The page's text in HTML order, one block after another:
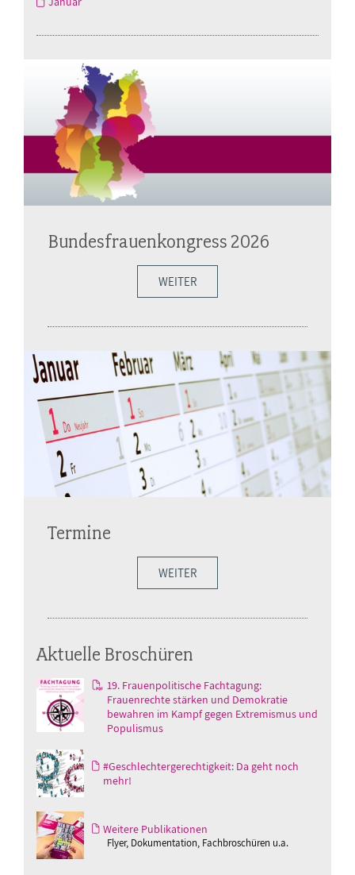
Bundesfrauenkongress 2026
WEITER
Termine
WEITER
Aktuelle Broschüren
19. Frauenpolitische Fachtagung:
Frauenrechte stärken und Demokratie
bewahren im Kampf gegen Extremismus und
Populismus
#Geschlechtergerechtigkeit: Da geht noch
mehr!
Weitere Publikationen
Flyer, Dokumentation, Fachbroschüren u.a.